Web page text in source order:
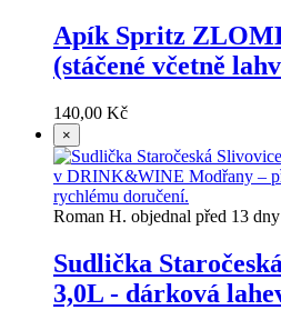
Apík Spritz
(stáčené včetně
140,00 Kč
×
Roman H. objednal před 13 dny
Sudlička
3,0L - dárková